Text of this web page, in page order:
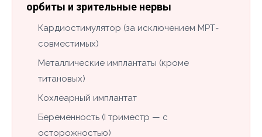
орбиты и зрительные нервы
Кардиостимулятор (за исключением МРТ-
совместимых)
Металлические имплантаты (кроме
титановых)
Кохлеарный имплантат
Беременность (I триместр — с
осторожностью)